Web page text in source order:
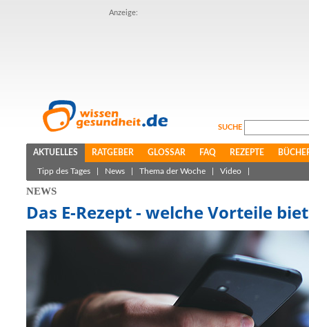
Anzeige:
SUCHE
AKTUELLES RATGEBER GLOSSAR FAQ REZEPTE
Tipp des Tages News Thema der Woche Video
NEWS
Das E-Rezept - welche Vorteile